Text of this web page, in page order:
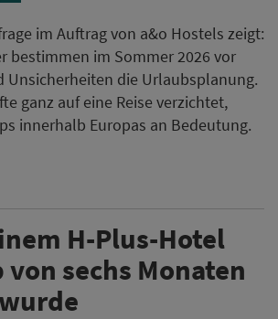
im Auftrag von a&o Hostels zeigt:
bestimmen im Sommer 2026 vor
Unsicherheiten die Urlaubsplanung.
ganz auf eine Reise verzichtet,
innerhalb Europas an Bedeutung.
H-Plus-Hotel
sechs Monaten